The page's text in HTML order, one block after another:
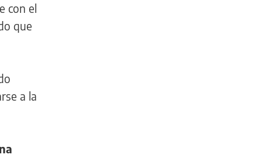
con el
que
a la